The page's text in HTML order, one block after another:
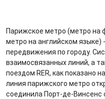
Парижское метро (метро на
метро на английском
передвижения по городу.
взаимосвязанных линий, а
поездом RER, как показано
линия парижского метро
соединила Порт-де-Винсенс